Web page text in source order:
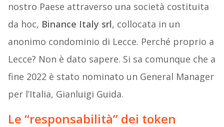
nostro Paese attraverso una società costituita
da hoc, Binance Italy srl, collocata in un
anonimo condominio di Lecce. Perché proprio a
Lecce? Non è dato sapere. Si sa comunque che a
fine 2022 è stato nominato un General Manager
per l’Italia, Gianluigi Guida.
Le “responsabilità” dei token